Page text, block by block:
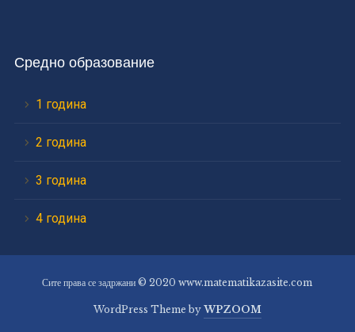
Средно образование
1 година
2 година
3 година
4 година
Сите права се задржани © 2020 www.matematikazasite.com
WordPress Theme by WPZOOM